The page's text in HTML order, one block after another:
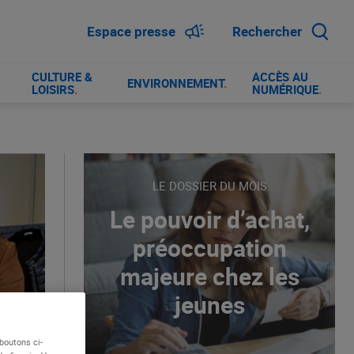
Espace presse Rechercher
CULTURE &
LOISIRS. ENVIRONNEMENT.
ACCÈS AU
NUMÉRIQUE.
LE DOSSIER DU MOIS
Le pouvoir d’achat,
préoccupation
majeure chez les
jeunes
ci-